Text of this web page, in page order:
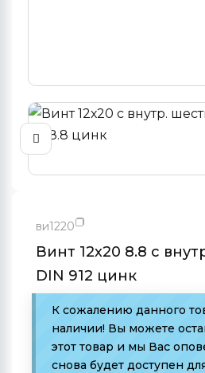
ви1220
Винт 12х20 8.8 с
DIN 912 цинк
К сожалению данного
наличии! Вы можете
этот товар и мы Вас
снова будет доступен